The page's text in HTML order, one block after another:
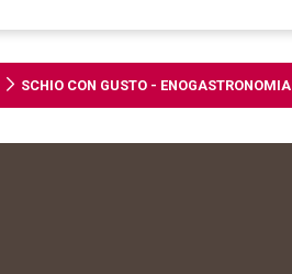
SCHIO CON GUSTO - ENOGASTRONOMIA